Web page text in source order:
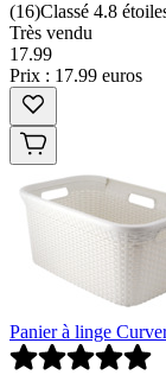
(16)Classé 4.8
Très vendu
17.99
Prix : 17.99 euros
Panier à linge